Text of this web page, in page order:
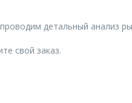
детальный анализ
свой заказ.